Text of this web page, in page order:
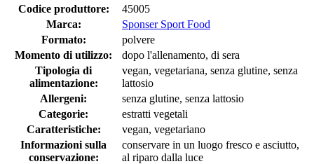
Codice produttore:
45005
Marca:
Sponser Sport Food
Formato:
polvere
Momento di utilizzo:
dopo l'allenamento, di sera
Tipologia di
alimentazione:
vegan, vegetariana, senza glutine, senza
lattosio
Allergeni:
senza glutine, senza lattosio
Categorie:
estratti vegetali
Caratteristiche:
vegan, vegetariano
Informazioni sulla
conservazione:
conservare in un luogo fresco e asciutto,
al riparo dalla luce